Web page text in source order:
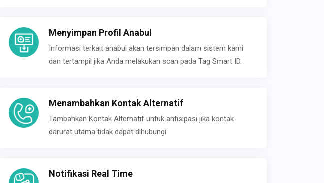
Menyimpan Profil Anabul
Informasi terkait anabul akan tersimpan dalam sistem kami
dan tertampil jika Anda melakukan scan pada Tag Smart ID.
Menambahkan Kontak Alternatif
Tambahkan Kontak Alternatif untuk antisipasi jika kontak
darurat utama tidak dapat dihubungi.
Notifikasi Real Time